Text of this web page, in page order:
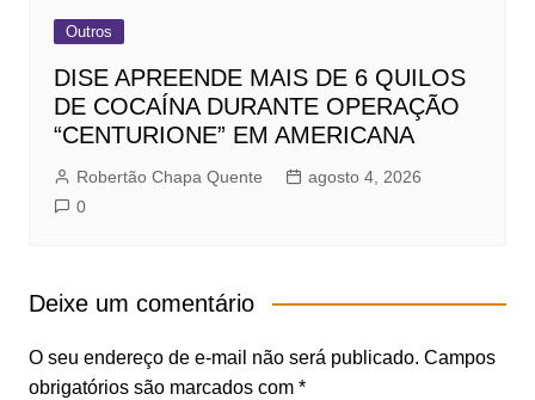
Outros
DISE APREENDE MAIS DE 6 QUILOS
DE COCAÍNA DURANTE OPERAÇÃO
“CENTURIONE” EM AMERICANA
Robertão Chapa Quente
agosto 4, 2026
0
Deixe um comentário
O seu endereço de e-mail não será publicado. Campos
obrigatórios são marcados com *